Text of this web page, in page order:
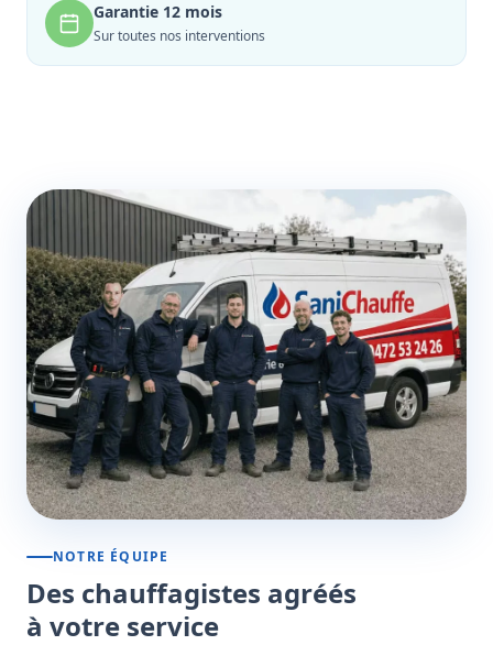
Garantie 12 mois
Sur toutes nos interventions
NOTRE ÉQUIPE
Des chauffagistes agréés
à votre service